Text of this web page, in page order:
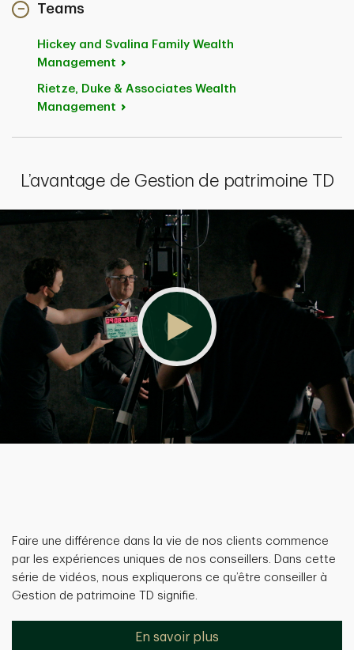
Teams
Hickey and Svalina Family Wealth
Management
Rietze, Duke & Associates Wealth
Management
L’avantage de Gestion de patrimoine TD
Faire une différence dans la vie de nos clients commence
par les expériences uniques de nos conseillers. Dans cette
série de vidéos, nous expliquerons ce qu’être conseiller à
Gestion de patrimoine TD signifie.
En savoir plus